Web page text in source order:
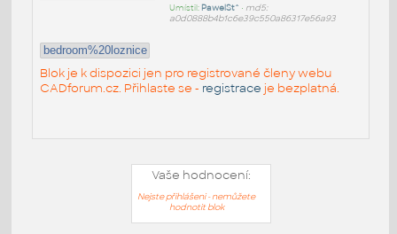
Umístil: PawelSt^ • md5:
a0d0888b4b1c6e39c550a86317e56a93
bedroom%20loznice
Blok je k dispozici jen pro registrované členy webu
CADforum.cz. Přihlaste se - registrace je bezplatná.
Vaše hodnocení:
Nejste přihlášeni - nemůžete
hodnotit blok